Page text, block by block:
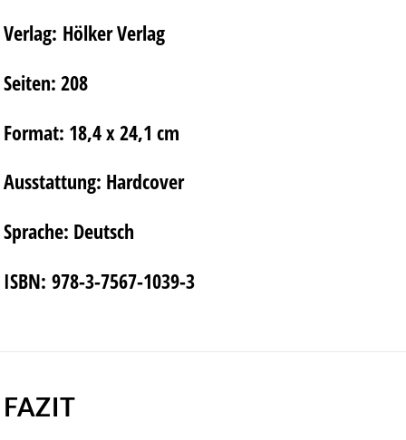
Verlag: Hölker Verlag
Seiten: 208
Format: 18,4 x 24,1 cm
Ausstattung: Hardcover
Sprache: Deutsch
ISBN: 978-3-7567-1039-3
FAZIT